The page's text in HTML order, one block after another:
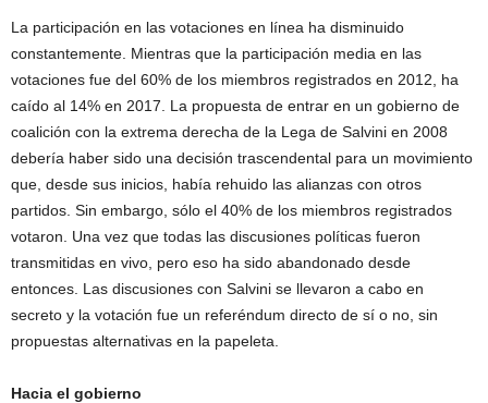
La participación en las votaciones en línea ha disminuido
constantemente. Mientras que la participación media en las
votaciones fue del 60% de los miembros registrados en 2012, ha
caído al 14% en 2017. La propuesta de entrar en un gobierno de
coalición con la extrema derecha de la Lega de Salvini en 2008
debería haber sido una decisión trascendental para un movimiento
que, desde sus inicios, había rehuido las alianzas con otros
partidos. Sin embargo, sólo el 40% de los miembros registrados
votaron. Una vez que todas las discusiones políticas fueron
transmitidas en vivo, pero eso ha sido abandonado desde
entonces. Las discusiones con Salvini se llevaron a cabo en
secreto y la votación fue un referéndum directo de sí o no, sin
propuestas alternativas en la papeleta.
Hacia el gobierno